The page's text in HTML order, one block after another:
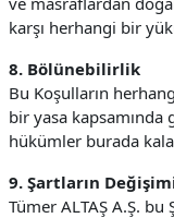
karşı herhangi bir
8. Bölünebilirlik
Bu Koşulların
bir yasa
hükümler burada
9. Şartların
Tümer ALTAŞ A.Ş.